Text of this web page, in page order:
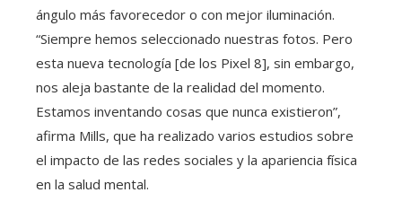
ángulo más favorecedor o con mejor iluminación.
“Siempre hemos seleccionado nuestras fotos. Pero
esta nueva tecnología [de los Pixel 8], sin embargo,
nos aleja bastante de la realidad del momento.
Estamos inventando cosas que nunca existieron”,
afirma Mills, que ha realizado varios estudios sobre
el impacto de las redes sociales y la apariencia física
en la salud mental.